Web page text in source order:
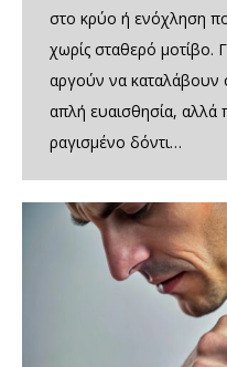
στο κρύο ή ενόχληση
χωρίς σταθερό μοτίβο.
αργούν να καταλάβουν
απλή ευαισθησία, αλλά
ραγισμένο δόντι…